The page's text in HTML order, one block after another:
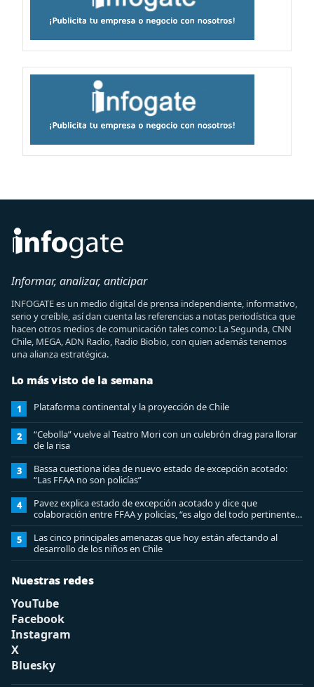
Informar, analizar, anticipar
INFOGATE es un medio digital de prensa independiente, informativo,
serio y creíble, así dan cuenta las referencias a notas periodística que
hacen otros medios de comunicación tales como: La Segunda, CNN
Chile, MEGA, ADN Radio, Radio Biobio, con quien además tenemos
una alianza estratégica.
Lo más visto de la semana
1 Plataforma continental y la proyección de Chile
2
“Cebolla” vuelve al Teatro Mori con un culebrón drag para llorar
de la risa
3
Bassa cuestiona idea de nuevo estado de excepción acotado:
“Las FFAA no son policías”
4
Pavez explica estado de excepción acotado y dice que
colaboración entre FFAA y policías, “es algo del todo pertinente
analizar”
5
Las cinco principales amenazas que hoy están afectando al
desarrollo de los niños en Chile
Nuestras redes
YouTube
Facebook
Instagram
X
Bluesky